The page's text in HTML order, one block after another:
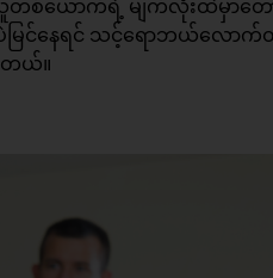
တစ်ယောက်ရဲ့ မျက်လုံးထဲမှာတေ
ြင်နေရင် သင့်ရောဘယ်လောက်
တယ်။